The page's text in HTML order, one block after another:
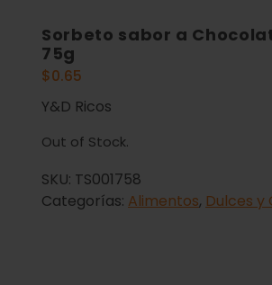
Sorbeto sabor a
75g
$0.65
Y&D Ricos
Out of Stock.
SKU: TS001758
Categorías: Alimentos, Dulces y